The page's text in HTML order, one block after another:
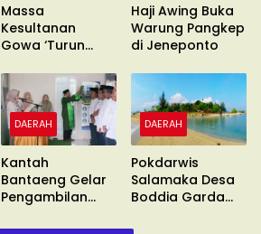
Massa
Kesultanan
Gowa ‘Turun
Unras
Haji Awing Buka
Warung Pangkep
di Jeneponto
DAERAH
Kantah
Bantaeng Gelar
Pengambilan
DAERAH
Pokdarwis
Salamaka Desa
Boddia Garda